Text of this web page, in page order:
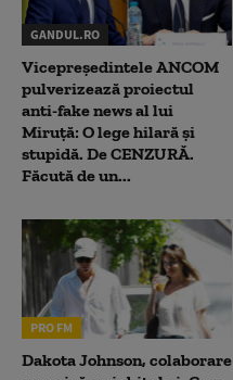
GANDUL.RO
Vicepreședintele ANCOM
pulverizează proiectul
anti-fake news al lui
Miruță: O lege hilară și
stupidă. De CENZURĂ.
Făcută de un...
PRO FM
Dakota Johnson, colaborare